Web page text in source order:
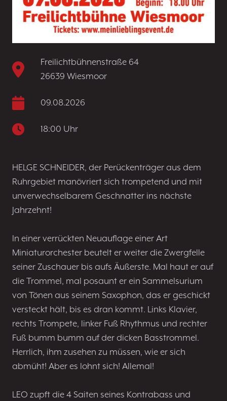
HELGE SCHNEIDER, der Perückenträger aus dem
Ruhrgebiet manövriert sich trompetend und mit
unverwechselbarem Geschnatter ins nächste
Jahrzehnt!
In einer verrückten Neuauflage einer Art
Miniaturorchester beutelt er weiter die Zwergfelle
seiner Zuschauer bis aufs Äußerste. Mal haut er auf
die Trommel, mal posaunt er ein Sammelsurium
von Tönen aus seinem Saxophon, das er geschickt
versteckt hält, bis es dran kommt. Links Klavier,
rechts Trompete, linker Fuß Rhythmus und rechter
Fuß bumm bumm auf der dicken Basstrommel.
Herrlich, ihm zusehen zu müssen, wie er sich
abmüht! Aber es lohnt sich! Allemal!
LEO zupft die 4 Saiten seines Kontrabass und
Freilichtbühnenstraße 64
26639 Wiesmoor
09.08.2026
18:00 Uhr